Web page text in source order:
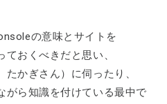
の意味とサイトを
おくべきだと思い、
かぎさん）に伺ったり、
がら知識を付けている最中で